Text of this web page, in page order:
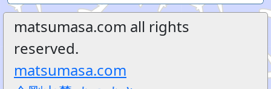
matsumasa.com all rights
reserved.
matsumasa.com